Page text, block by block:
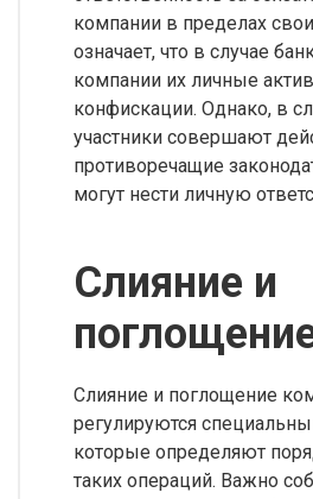
компании в пределах
означает, что в случае
компании их личные
конфискации. Однако, в
участники совершают
противоречащие
могут нести личную
Слияние и
Слияние и поглощение
регулируются
которые определяют
таких операций. Важно